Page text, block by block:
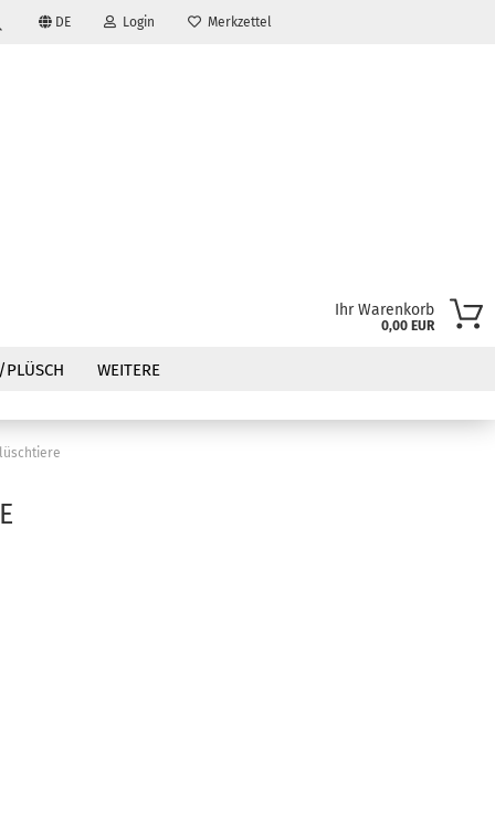
DE Login Merkzettel
Ihr Warenkorb
0,00 EUR
WEITERE